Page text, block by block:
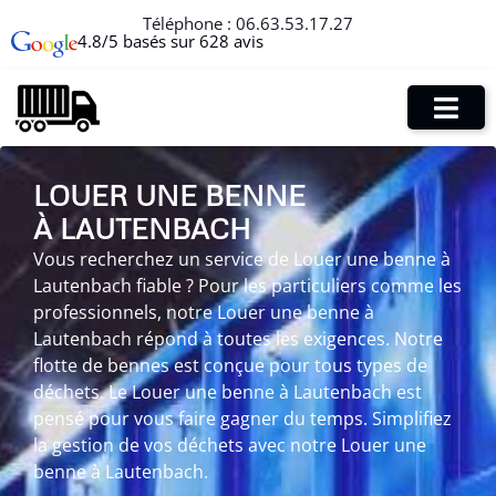
Téléphone : 06.63.53.17.27
4.8/5 basés sur 628 avis
LOUER UNE BENNE
À LAUTENBACH
Vous recherchez un service de Louer une benne à
Lautenbach fiable ? Pour les particuliers comme les
professionnels, notre Louer une benne à
Lautenbach répond à toutes les exigences. Notre
flotte de bennes est conçue pour tous types de
déchets. Le Louer une benne à Lautenbach est
pensé pour vous faire gagner du temps. Simplifiez
la gestion de vos déchets avec notre Louer une
benne à Lautenbach.